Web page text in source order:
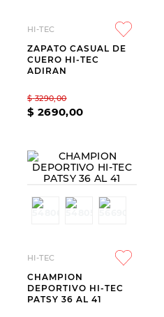
HI-TEC
ZAPATO CASUAL DE
CUERO HI-TEC
ADIRAN
$ 3290,00
$ 2690,00
HI-TEC
CHAMPION
DEPORTIVO HI-TEC
PATSY 36 AL 41